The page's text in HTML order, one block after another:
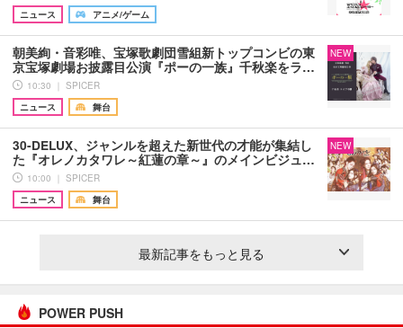
ニュース
アニメ/ゲーム
朝美絢・音彩唯、宝塚歌劇団雪組新トップコンビの東
京宝塚劇場お披露目公演『ポーの一族』千秋楽をラ…
10:30 ｜ SPICER
ニュース
舞台
NEW
30-DELUX、ジャンルを超えた新世代の才能が集結し
た『オレノカタワレ～紅蓮の章～』のメインビジュ…
10:00 ｜ SPICER
ニュース
舞台
NEW
最新記事をもっと見る
POWER PUSH